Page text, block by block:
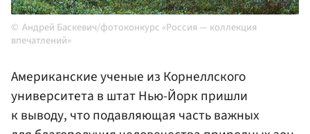
Андрей Баскевич/фотоконкурс «Россия — коллекция
впечатлений»
Американские ученые из Корнеллского
университета в штат Нью-Йорк пришли
к выводу, что подавляющая часть важных